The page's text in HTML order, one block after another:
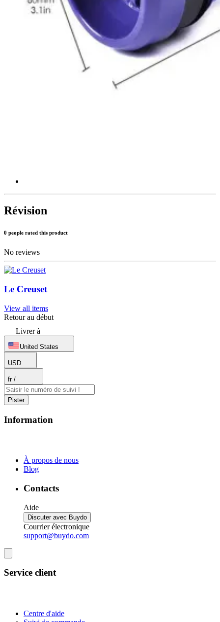
Révision
0 people rated this product
No reviews
Le Creuset
View all items
Retour au début
Livrer à
United States
USD
fr /
Pister
Information
À propos de nous
Blog
Contacts
Aide
Discuter avec Buydo
Courrier électronique
support@buydo.com
Service client
Centre d'aide